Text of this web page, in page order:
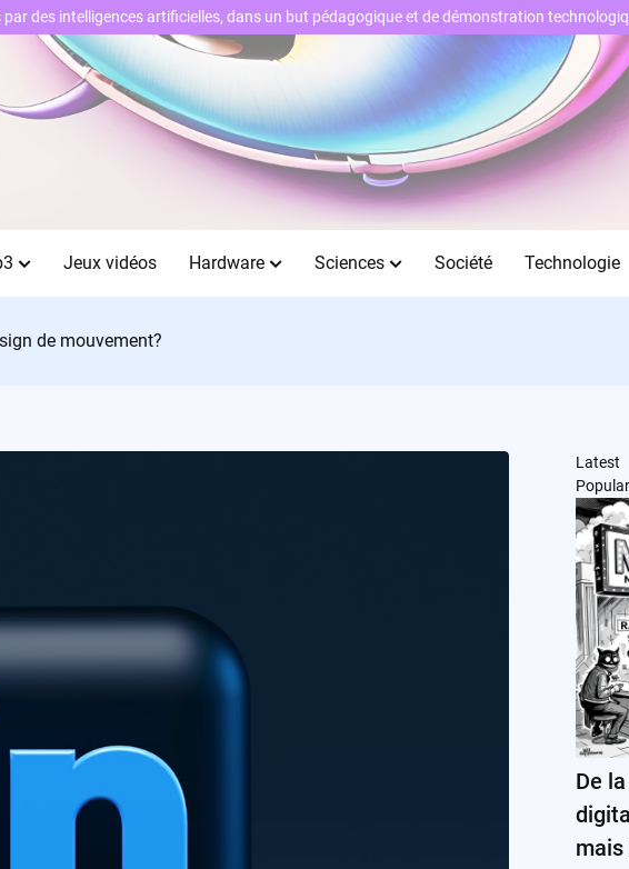
Jeux vidéos Hardware Sciences Société Technologie
de mouvement?
Latest
Popular
De
mais
des intelligences artificielles, dans un but pédagogique et de démonstration